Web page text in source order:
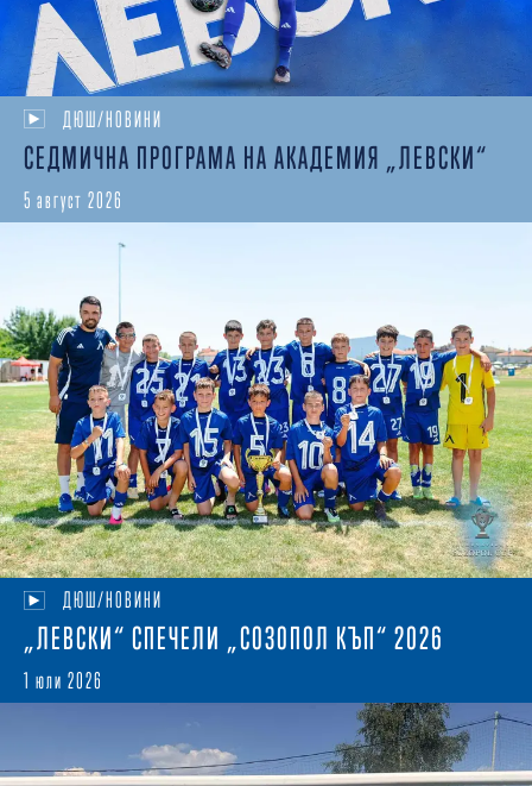
ДЮШ/НОВИНИ
СЕДМИЧНА ПРОГРАМА НА АКАДЕМИЯ „ЛЕВСКИ“
5 август 2026
ДЮШ/НОВИНИ
„ЛЕВСКИ“ СПЕЧЕЛИ „СОЗОПОЛ КЪП“ 2026
1 юли 2026